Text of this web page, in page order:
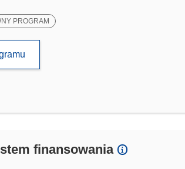
PROGRAM
finansowania